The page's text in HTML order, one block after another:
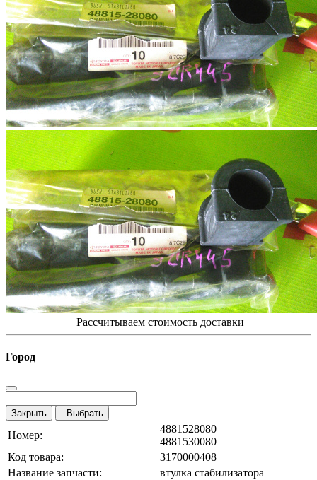
Рассчитываем стоимость доставки
Город
Закрыть Выбрать
Номер:
4881528080
4881530080
Код товара:
3170000408
Название запчасти:
втулка стабилизатора